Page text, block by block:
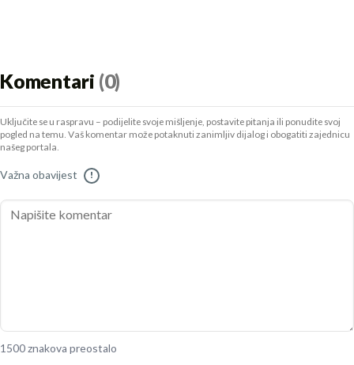
Komentari (0)
Uključite se u raspravu – podijelite svoje mišljenje, postavite pitanja ili ponudite svoj
pogled na temu. Vaš komentar može potaknuti zanimljiv dijalog i obogatiti zajednicu
našeg portala.
Važna obavijest !
1500 znakova preostalo